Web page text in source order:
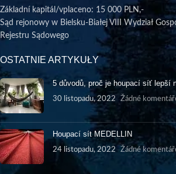
Základní kapitál/vplaceno: 15 000 PLN,-
Sąd rejonowy w Bielsku-Białej VIII Wydział
Rejestru Sądowego
OSTATNIE ARTYKUŁY
5 důvodů, proč je houpací síť lepší
30 listopadu, 2022 Žádné
Houpací sít MEDELLIN
24 listopadu, 2022 Žádné